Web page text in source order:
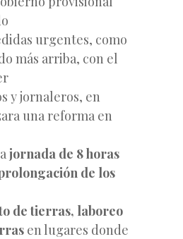
urgentes, como
más arriba, con el
y jornaleros, en
una reforma en
jornada de 8 horas
de los
de tierras, laboreo
en lugares donde